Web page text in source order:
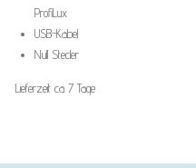
ProfiLux
USB-Kabel
Null Stecler
Lieferzeit ca 7 Tage